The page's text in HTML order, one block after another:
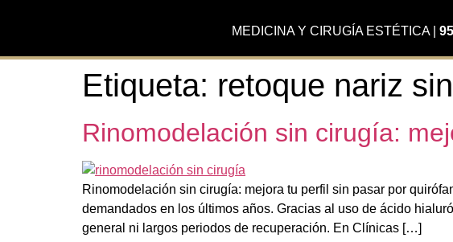
MEDICINA Y CIRUGÍA ESTÉTICA|
Etiqueta: retoque nariz
Rinomodelación sin cirugía:
Rinomodelación sin cirugía: mejora tu perfil sin pasar por
demandados en los últimos años. Gracias al uso de ácido
general ni largos periodos de recuperación. En Clínicas […]